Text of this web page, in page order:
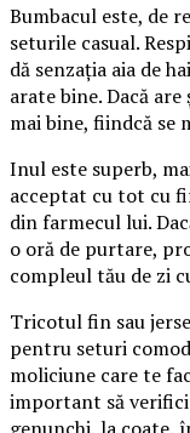
Bumbacul este, de
seturile casual.
dă senzația aia de
arate bine. Dacă
mai bine, fiindcă se
Inul este superb,
acceptat cu tot cu
din farmecul lui.
o oră de purtare,
compleul tău de zi
Tricotul fin sau
pentru seturi
moliciune care te
important să verifici